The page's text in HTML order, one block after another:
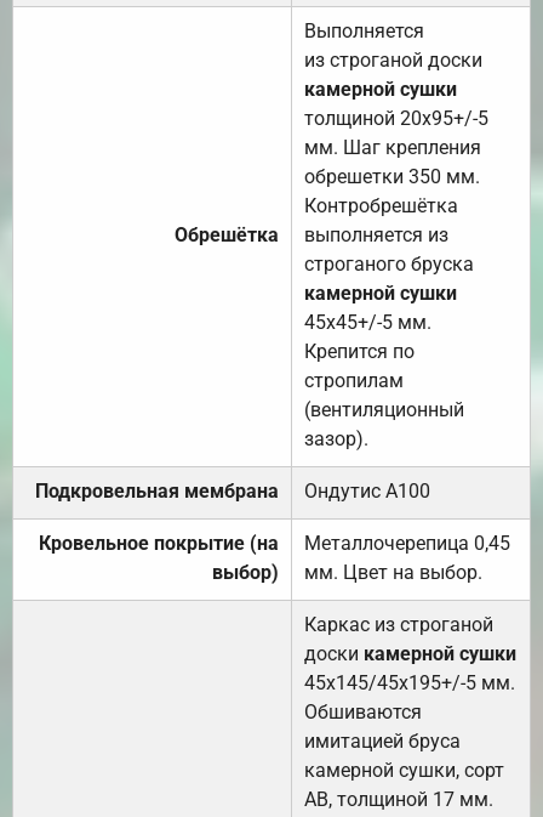
Обрешётка
Выполняется
из строганой доски
камерной сушки
толщиной 20х95+/-5
мм. Шаг крепления
обрешетки 350 мм.
Контробрешётка
выполняется из
строганого бруска
камерной сушки
45х45+/-5 мм.
Крепится по
стропилам
(вентиляционный
зазор).
Подкровельная мембрана Ондутис А100
Кровельное покрытие (на
выбор)
Металлочерепица 0,45
мм. Цвет на выбор.
Каркас из строганой
доски камерной сушки
45х145/45х195+/-5 мм.
Обшиваются
имитацией бруса
камерной сушки, сорт
АВ, толщиной 17 мм.